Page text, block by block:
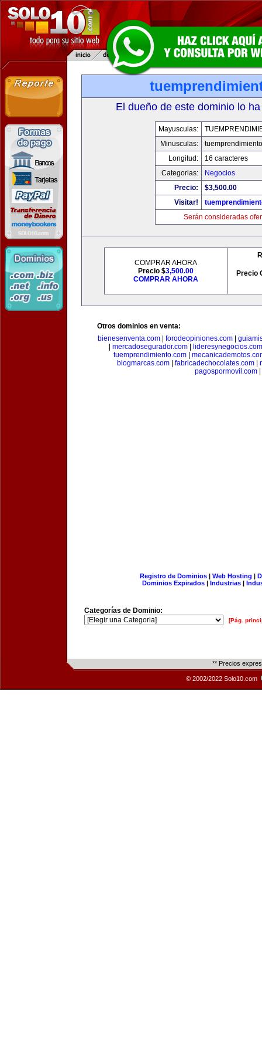
El dueño de este dominio lo
Mayusculas:
Minusculas:
Longitud:
16 caracteres
Categorias:
Negocios
Precio:
$3,500.00
Visitar!
Serán consideradas
COMPRAR AHORA
Precio $3,500.00
COMPRAR AHORA
Precio
Otros dominios en venta:
bienesenventa.com
forodeopiniones.com
mercadosegurador.com
lideresynegocios.com
tuemprendimiento.com
blogmarcas.com
fabricadechocolates.com
pagospormovil.com|
Registro de Dominios| Web Hosting |
Dominios Expirados | Industrias |
Categorías de Dominio:
[Pág.
** Precios
© 2002/2022 Solo10.com